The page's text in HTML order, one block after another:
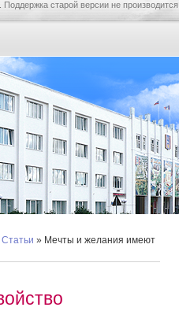
. Поддержка старой версии не производится.
Статьи » Мечты и желания имеют